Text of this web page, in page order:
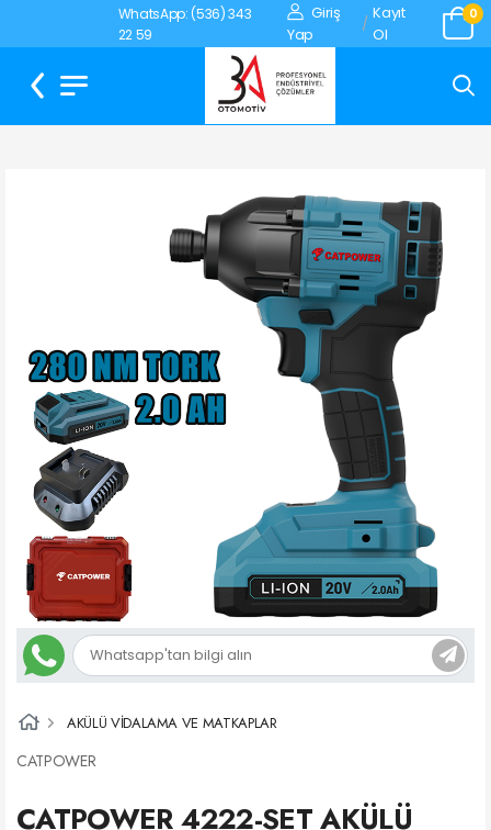
WhatsApp: (536) 343
22 59
Giriş
Yap
/
Kayıt
Ol
0
AKÜLÜ VİDALAMA VE MATKAPLAR
CATPOWER
CATPOWER 4222-SET AKÜLÜ